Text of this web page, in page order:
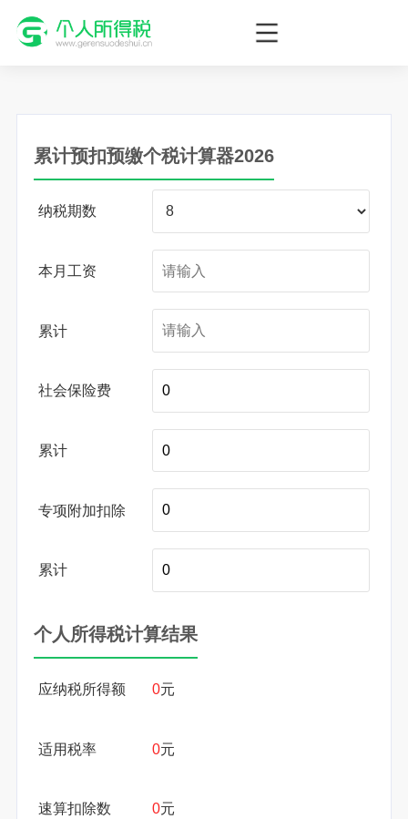
个人所得税网，最新个税资讯平台，您的个税管理专家！
累计预扣预缴个税计算器2026
纳税期数
本月工资
累计
社会保险费
累计
专项附加扣除
累计
个人所得税计算结果
应纳税所得额 0元
适用税率 0元
速算扣除数 0元